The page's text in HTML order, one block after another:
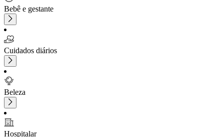
Bebê e gestante
Cuidados diários
Beleza
Hospitalar